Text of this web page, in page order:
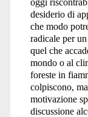
desiderio di
che modo
radicale per
quel che
mondo o al
foreste in
colpiscono,
motivazione
discussione